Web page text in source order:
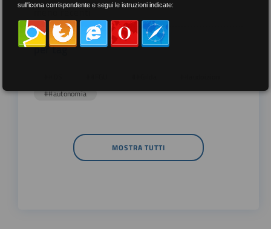
meno recenti
per tag
##autonomia
MOSTRA TUTTI
sull'icona corrispondente e segui le istruzioni indicate: